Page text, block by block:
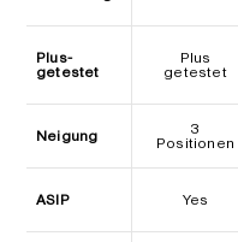
Plus-
getestet
Plus
getestet
Neigung
3
Positionen
ASIP Yes